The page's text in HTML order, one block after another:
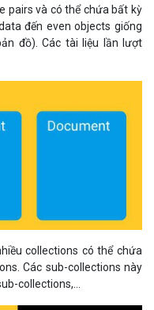
đến even objects giống
đồ). Các tài liệu lần lượt
Các sub-collections này
collections,...